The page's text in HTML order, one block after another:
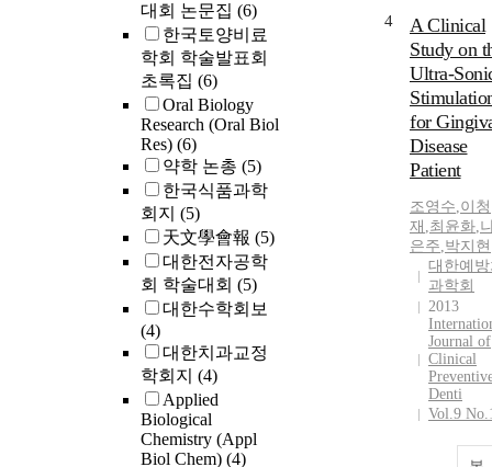
대회 논문집 (6)
한국토양비료
학회 학술발표회
초록집 (6)
Oral Biology
Research (Oral Biol
Res) (6)
약학 논총 (5)
한국식품과학
회지 (5)
天文學會報 (5)
대한전자공학
회 학술대회 (5)
대한수학회보
(4)
대한치과교정
학회지 (4)
Applied
Biological
Chemistry (Appl
Biol Chem) (4)
4
A Clinical
Study on
Ultra-
for
Disease
Patient
조영수,이청
재 ,최윤화,
은주,박지현
대한예
과학회
2013
Journal of
Clinical
Denti
Vol.9